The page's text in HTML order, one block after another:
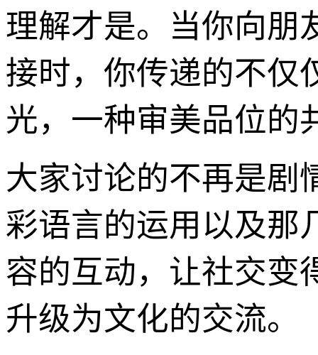
理解才是。当你向朋
接时，你传递的不仅
光，一种审美品位的
大家讨论的不再是剧
彩语言的运用以及那
容的互动，让社交变
升级为文化的交流。